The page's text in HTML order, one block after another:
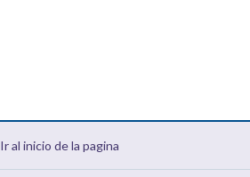
Ir al inicio de la pagina